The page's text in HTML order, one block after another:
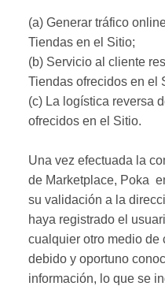
(a) Generar tráfico
Tiendas en el Sitio;
(b) Servicio al cliente
Tiendas ofrecidos en el
(c) La logística reversa
ofrecidos en el Sitio.
Una vez efectuada la
de Marketplace, Poka
su validación a la
haya registrado el
cualquier otro medio de
debido y oportuno
información, lo que se